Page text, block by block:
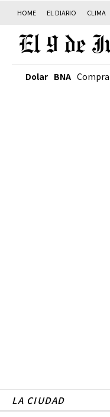
HOME EL DIARIO CLIMA
Dolar BNA Compra
LA CIUDAD